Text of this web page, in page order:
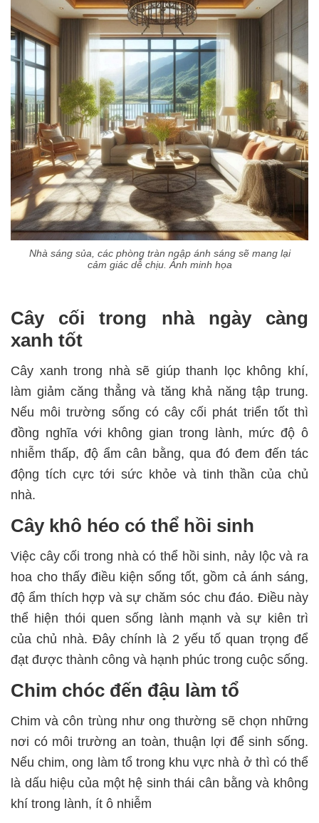
Nhà sáng sủa, các phòng tràn ngập ánh sáng sẽ mang lại
cảm giác dễ chịu. Ảnh minh họa
Cây cối trong nhà ngày càng
xanh tốt
Cây xanh trong nhà sẽ giúp thanh lọc không khí,
làm giảm căng thẳng và tăng khả năng tập trung.
Nếu môi trường sống có cây cối phát triển tốt thì
đồng nghĩa với không gian trong lành, mức độ ô
nhiễm thấp, độ ẩm cân bằng, qua đó đem đến tác
động tích cực tới sức khỏe và tinh thần của chủ
nhà.
Cây khô héo có thể hồi sinh
Việc cây cối trong nhà có thể hồi sinh, nảy lộc và ra
hoa cho thấy điều kiện sống tốt, gồm cả ánh sáng,
độ ẩm thích hợp và sự chăm sóc chu đáo. Điều này
thể hiện thói quen sống lành mạnh và sự kiên trì
của chủ nhà. Đây chính là 2 yếu tố quan trọng để
đạt được thành công và hạnh phúc trong cuộc sống.
Chim chóc đến đậu làm tổ
Chim và côn trùng như ong thường sẽ chọn những
nơi có môi trường an toàn, thuận lợi để sinh sống.
Nếu chim, ong làm tổ trong khu vực nhà ở thì có thể
là dấu hiệu của một hệ sinh thái cân bằng và không
khí trong lành, ít ô nhiễm